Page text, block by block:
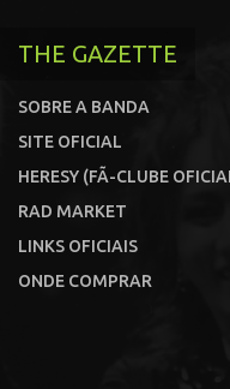
THE GAZETTE
SOBRE A BANDA
SITE OFICIAL
HERESY (FÃ-CLUBE
RAD MARKET
LINKS OFICIAIS
ONDE COMPRAR